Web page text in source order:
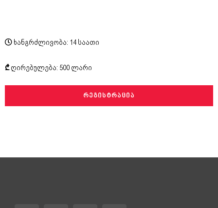
ხანგრძლივობა: 14 საათი
₾ღირებულება: 500 ლარი
ᲠᲔᲒᲘᲡᲢᲠᲐᲪᲘᲐ